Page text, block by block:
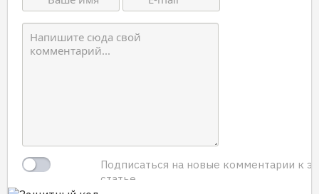
Подписаться на новые комментарии к
статье.